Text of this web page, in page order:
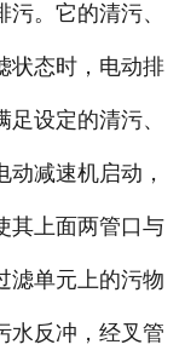
。它的清污、
状态时，电动排
设定的清污、
减速机启动，
其上面两管口与
滤单元上的污物
水反冲，经叉管